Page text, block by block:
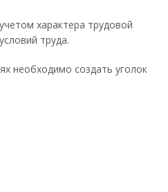
характера трудовой
труда.
необходимо создать уголок